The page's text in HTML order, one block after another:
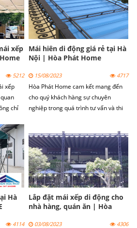
xếp
5212
xếp
chỉ
và
Mái hiên di động giá rẻ tại Hà
Nội | Hòa Phát Home
15/08/2023 4717
Hòa Phát Home cam kết mang đến
cho quý khách hàng sự chuyên
nghiệp trong quá trình tư vấn và thi
Hà
4114
Lắp đặt mái xếp di động cho
nhà hàng, quán ăn | Hòa
03/08/2023 4306